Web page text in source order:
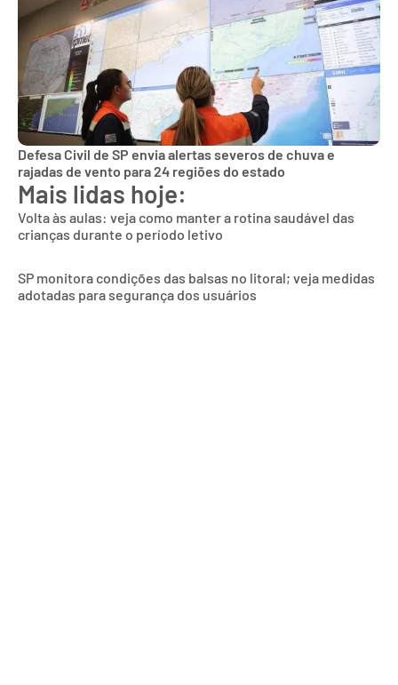
Defesa Civil de SP envia alertas severos de chuva e
rajadas de vento para 24 regiões do estado
Mais lidas hoje:
Volta às aulas: veja como manter a rotina saudável das
crianças durante o período letivo
SP monitora condições das balsas no litoral; veja medidas
adotadas para segurança dos usuários